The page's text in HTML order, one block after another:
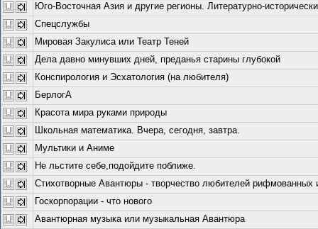
Юго-Восточная Азия и другие регионы. Литературно-
Спецслужбы
Мировая Закулиса или Театр Теней
Дела давно минувших дней, преданья старины глубокой
Конспирология и Эсхатология (на любителя)
БерлогА
Красота мира руками природы
Школьная математика. Вчера, сегодня, завтра.
Мультики и Аниме
Не льстите себе,подойдите поближе.
Стихотворные Авантюры - творчество любителей рифмованных
Госкорпорации - что нового
Авантюрная музыка или музыкальная Авантюра